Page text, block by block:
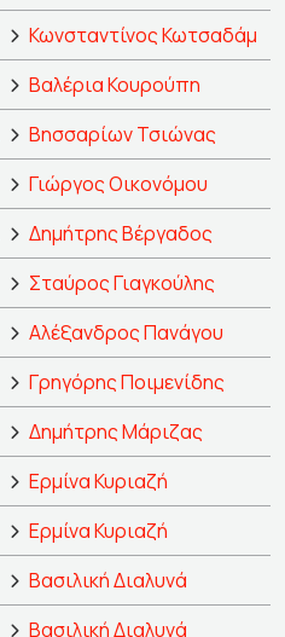
Κωνσταντίνος Κωτσαδάμ
Βαλέρια Κουρούπη
Βησσαρίων Τσιώνας
Γιώργος Οικονόμου
Δημήτρης Βέργαδος
Σταύρος Γιαγκούλης
Αλέξανδρος Πανάγου
Γρηγόρης Ποιμενίδης
Δημήτρης Μάριζας
Ερμίνα Κυριαζή
Ερμίνα Κυριαζή
Βασιλική Διαλυνά
Βασιλική Διαλυνά